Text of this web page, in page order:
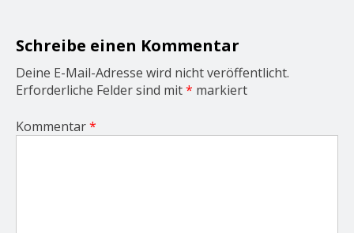
o
Schreibe einen Kommentar
Deine E-Mail-Adresse wird nicht veröffentlicht.
Erforderliche Felder sind mit* markiert
Kommentar*